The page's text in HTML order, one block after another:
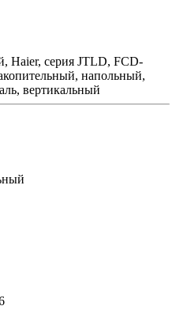
Haier, серия JTLD, FCD-
напольный,
вертикальный